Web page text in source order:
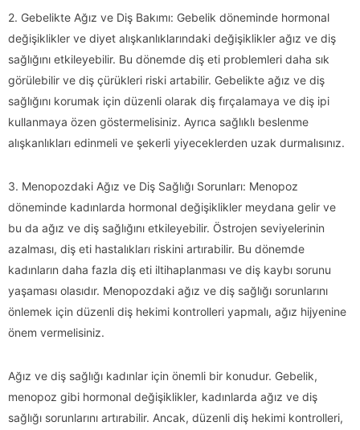
2. Gebelikte Ağız ve Diş Bakımı: Gebelik döneminde hormonal
değişiklikler ve diyet alışkanlıklarındaki değişiklikler ağız ve diş
sağlığını etkileyebilir. Bu dönemde diş eti problemleri daha sık
görülebilir ve diş çürükleri riski artabilir. Gebelikte ağız ve diş
sağlığını korumak için düzenli olarak diş fırçalamaya ve diş ipi
kullanmaya özen göstermelisiniz. Ayrıca sağlıklı beslenme
alışkanlıkları edinmeli ve şekerli yiyeceklerden uzak durmalısınız.
3. Menopozdaki Ağız ve Diş Sağlığı Sorunları: Menopoz
döneminde kadınlarda hormonal değişiklikler meydana gelir ve
bu da ağız ve diş sağlığını etkileyebilir. Östrojen seviyelerinin
azalması, diş eti hastalıkları riskini artırabilir. Bu dönemde
kadınların daha fazla diş eti iltihaplanması ve diş kaybı sorunu
yaşaması olasıdır. Menopozdaki ağız ve diş sağlığı sorunlarını
önlemek için düzenli diş hekimi kontrolleri yapmalı, ağız hijyenine
önem vermelisiniz.
Ağız ve diş sağlığı kadınlar için önemli bir konudur. Gebelik,
menopoz gibi hormonal değişiklikler, kadınlarda ağız ve diş
sağlığı sorunlarını artırabilir. Ancak, düzenli diş hekimi kontrolleri,